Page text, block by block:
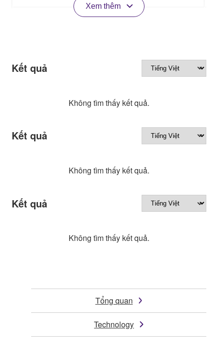
Xem thêm
Kết quả
Không tìm thấy kết quả.
Kết quả
Không tìm thấy kết quả.
Kết quả
Không tìm thấy kết quả.
Tổng quan
Technology